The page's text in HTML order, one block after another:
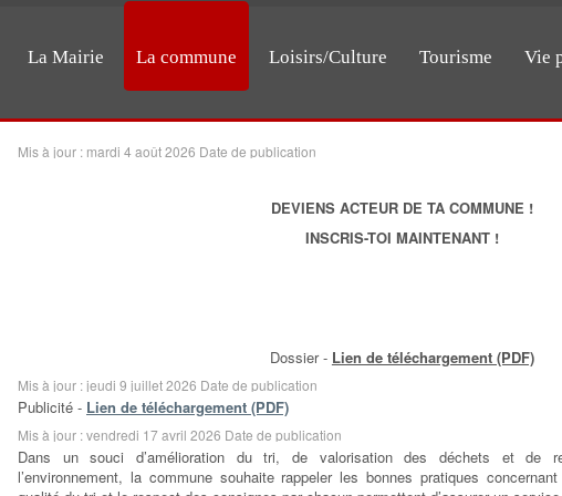
La Mairie La commune Loisirs/Culture Tourisme Vie
Mis à jour : mardi 4 août 2026 Date de publication
DEVIENS ACTEUR DE TA COMMUNE !
INSCRIS-TOI MAINTENANT !
Dossier - Lien de téléchargement (PDF)
Mis à jour : jeudi 9 juillet 2026 Date de publication
Publicité - Lien de téléchargement (PDF)
Mis à jour : vendredi 17 avril 2026 Date de publication
Dans un souci d’amélioration du tri, de valorisation des déchets et de
l’environnement, la commune souhaite rappeler les bonnes pratiques